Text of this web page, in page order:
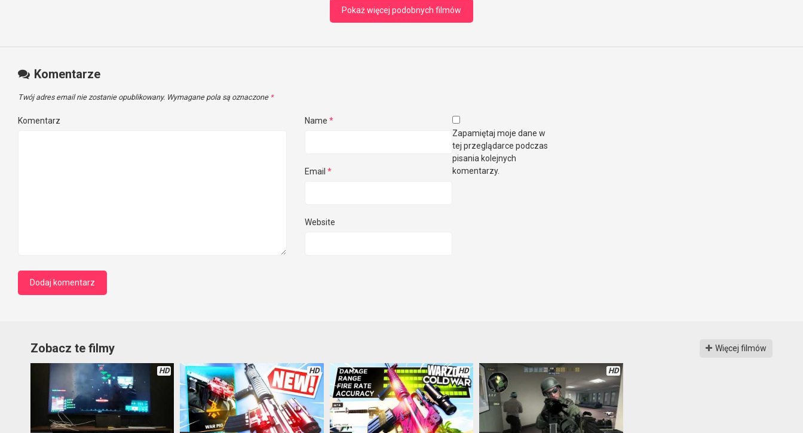
Pokaż więcej podobnych filmów
Komentarze
Twój adres email nie zostanie opublikowany. Wymagane pola są oznaczone *
Komentarz Name *
Email *
Website
Zapamiętaj moje dane w
tej przeglądarce podczas
pisania kolejnych
komentarzy.
Zobacz te filmy Więcej filmów
HD HD HD HD